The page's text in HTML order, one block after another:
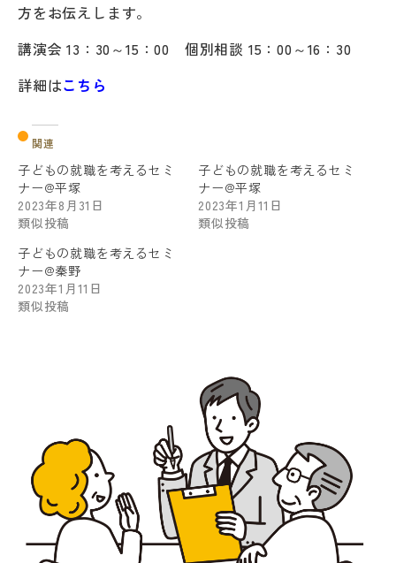
方をお伝えします。
講演会 13：30～15：00 個別相談 15：00～16：30
詳細はこちら
関連
子どもの就職を考えるセミ
ナー@平塚
2023年8月31日
類似投稿
子どもの就職を考えるセミ
ナー@平塚
2023年1月11日
類似投稿
子どもの就職を考えるセミ
ナー@秦野
2023年1月11日
類似投稿